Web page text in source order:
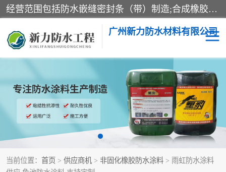
经营范围包括防水嵌缝密封条（带）制造;合成橡胶制造（监控化学品、危险化学品除外）;沥青混合物制造;防水胶粘带制造;其他合成材料制造（监控化学品、危险化学品除外）;涂料制造（监控化学品、危险化学品除外）;建筑结构防水补漏;防水建筑材料制造;粘合剂制造（监控化学品、危险化学品除外）;涂料零售;广州新力防水材料有限公司具有1处分支机构。
广州新力防水材料有限公司
当前位置： 首页 > 供应商机 > 非固化橡胶防水涂料 > 雨虹防水涂料
黑豹防水胶 建筑108胶水
乳化沥青防水涂料 自粘卷材
非固化橡胶防水涂料